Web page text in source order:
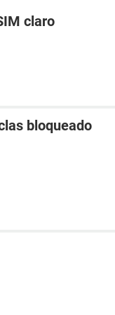
claro
bloqueado